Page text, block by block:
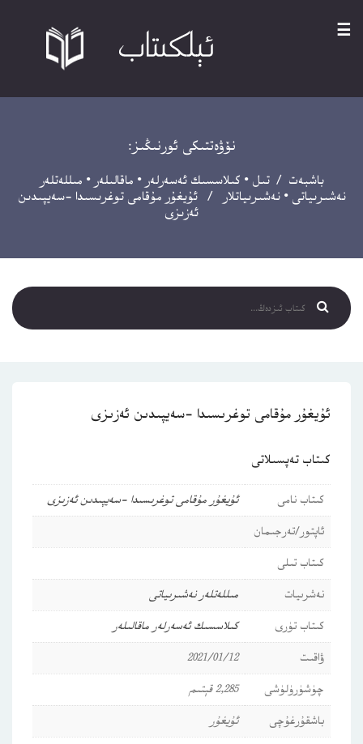
☰
نۆۋەتتىكى ئورنىڭىز:
باشبەت /تىل • كىلاسسىك ئەسەرلەر • ماقالىلەر • مىللەتلەر
نەشىرىياتى •نەشىرىياتلار
/ ئۇيغۇر مۇقامى توغرىسىدا -سەيپىدىن
ئەزىزى
ئۇيغۇر مۇقامى توغرىسىدا -سەيپىدىن ئەزىزى
كىتاب تەپسىلاتى
كىتاب نامى
ئۇيغۇر مۇقامى توغرىسىدا -سەيپىدىن ئەزىزى
ئاپتور/تەرجىمان
كىتاب تىلى
نەشرىيات
مىللەتلەر نەشىرىياتى
كىتاب تۈرى
كىلاسسىك ئەسەرلەر ماقالىلەر
ۋاقىت
2021/01/12
چۈشۈرۈلۈشى
2,285 قېتىم
باشقۇرغۇچى
ئۇيغۇر